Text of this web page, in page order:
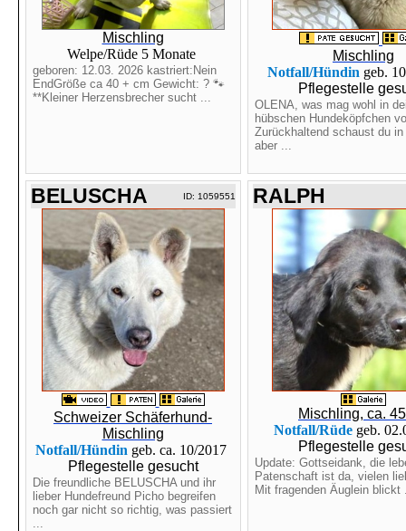
Mischling
Welpe/Rüde 5 Monate
geboren: 12.03. 2026 kastriert:Nein
EndGröße ca 40 + cm Gewicht: ? 🐾
**Kleiner Herzensbrecher sucht ...
Mischling
Notfall/Hündin geb.
Pflegestelle
OLENA, was mag wohl in
hübschen Hundeköpfchen
Zurückhaltend schaust du
aber ...
BELUSCHA ID: 1059551
Schweizer Schäferhund-
Mischling
Notfall/Hündin geb. ca. 10/2017
Pflegestelle gesucht
Die freundliche BELUSCHA und ihr
lieber Hundefreund Picho begreifen
noch gar nicht so richtig, was passiert
...
RALPH
Mischling, ca.
Notfall/Rüde geb.
Pflegestelle
Update: Gottseidank, die
Patenschaft ist da, vielen
Mit fragenden Äuglein blickt